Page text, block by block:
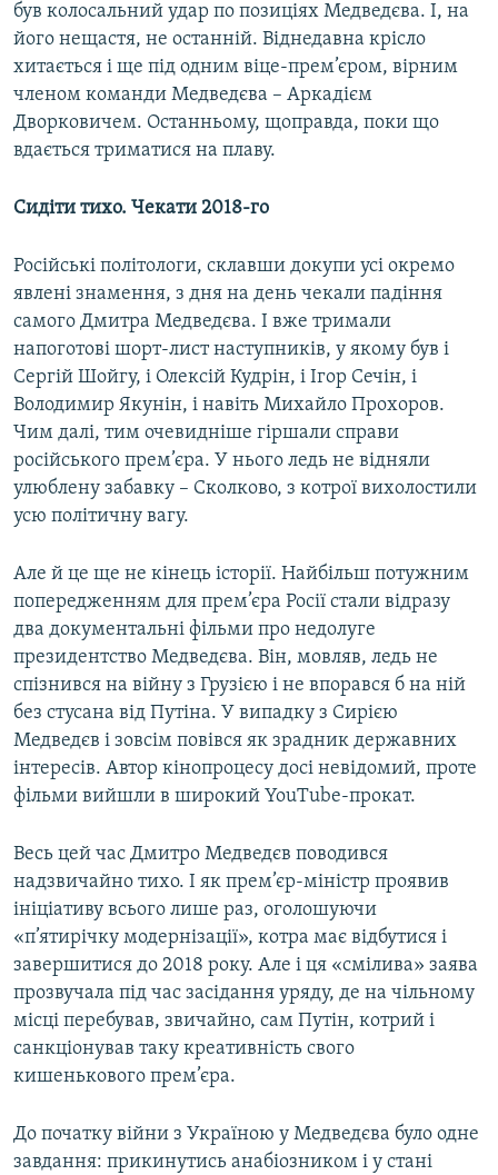
був колосальний удар по позиціях Медведєва. І, на
його нещастя, не останній. Віднедавна крісло
хитається і ще під одним віце-прем’єром, вірним
членом команди Медведєва – Аркадієм
Дворковичем. Останньому, щоправда, поки що
вдається триматися на плаву.
Сидіти тихо. Чекати 2018-го
Російські політологи, склавши докупи усі окремо
явлені знамення, з дня на день чекали падіння
самого Дмитра Медведєва. І вже тримали
напоготові шорт-лист наступників, у якому був і
Сергій Шойгу, і Олексій Кудрін, і Ігор Сечін, і
Володимир Якунін, і навіть Михайло Прохоров.
Чим далі, тим очевидніше гіршали справи
російського прем’єра. У нього ледь не відняли
улюблену забавку – Сколково, з котрої вихолостили
усю політичну вагу.
Але й це ще не кінець історії. Найбільш потужним
попередженням для прем’єра Росії стали відразу
два документальні фільми про недолуге
президентство Медведєва. Він, мовляв, ледь не
спізнився на війну з Грузією і не впорався б на ній
без стусана від Путіна. У випадку з Сирією
Медведєв і зовсім повівся як зрадник державних
інтересів. Автор кінопроцесу досі невідомий, проте
фільми вийшли в широкий YouTube-прокат.
Весь цей час Дмитро Медведєв поводився
надзвичайно тихо. І як прем’єр-міністр проявив
ініціативу всього лише раз, оголошуючи
«п’ятирічку модернізації», котра має відбутися і
завершитися до 2018 року. Але і ця «смілива» заява
прозвучала під час засідання уряду, де на чільному
місці перебував, звичайно, сам Путін, котрий і
санкціонував таку креативність свого
кишенькового прем’єра.
До початку війни з Україною у Медведєва було одне
завдання: прикинутись анабіозником і у стані